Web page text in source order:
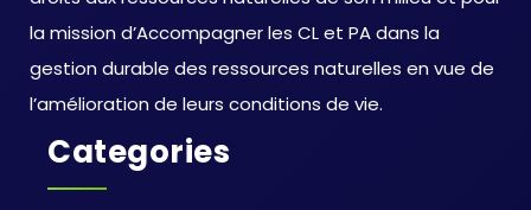
la mission d’Accompagner les CL et PA dans la
gestion durable des ressources naturelles en vue de
l’amélioration de leurs conditions de vie.
Categories